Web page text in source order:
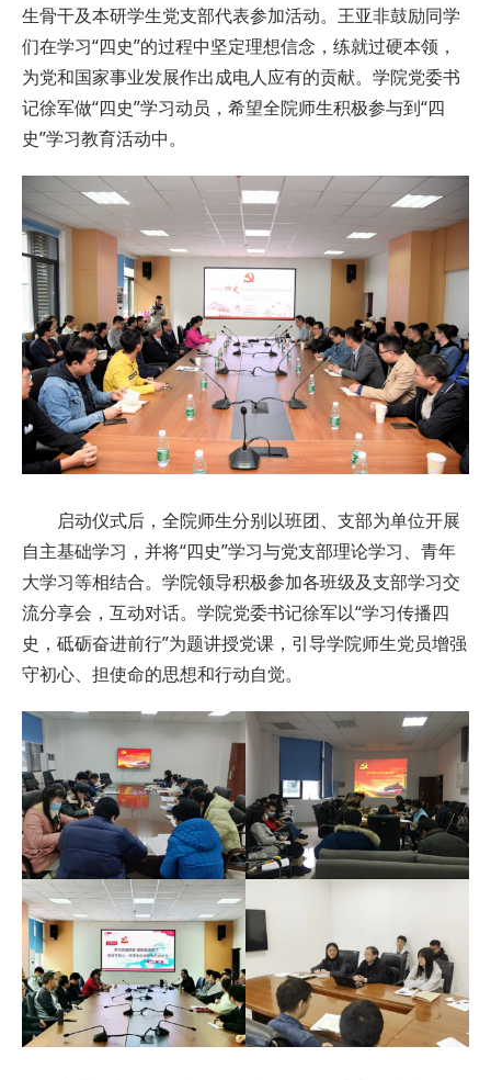
生骨干及本研学生党支部代表参加活动。王亚非鼓励同学
们在学习“四史”的过程中坚定理想信念，练就过硬本领，
为党和国家事业发展作出成电人应有的贡献。学院党委书
记徐军做“四史”学习动员，希望全院师生积极参与到“四
史”学习教育活动中。
启动仪式后，全院师生分别以班团、支部为单位开展
自主基础学习，并将“四史”学习与党支部理论学习、青年
大学习等相结合。学院领导积极参加各班级及支部学习交
流分享会，互动对话。学院党委书记徐军以“学习传播四
史，砥砺奋进前行”为题讲授党课，引导学院师生党员增强
守初心、担使命的思想和行动自觉。